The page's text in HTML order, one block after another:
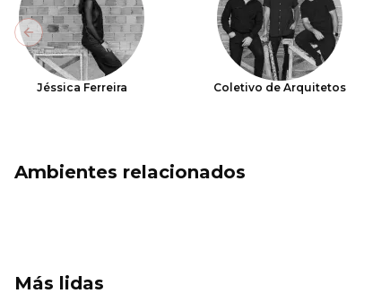
Jéssica Ferreira Coletivo de Arquitetos
Previous slide
Ambientes relacionados
Más lidas